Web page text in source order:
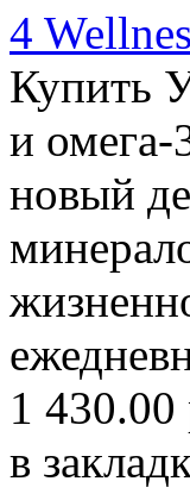
4
Купить
и омега-
новый
1 430.00
в